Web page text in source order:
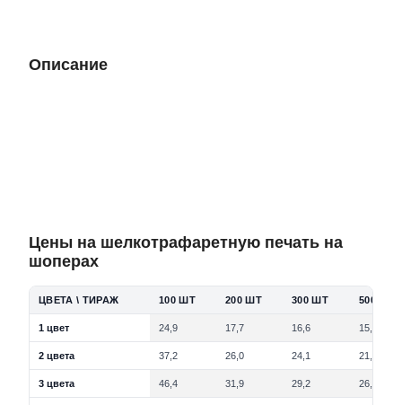
Описание
Цены на шелкотрафаретную печать на
шоперах
ЦВЕТА \ ТИРАЖ 100 ШТ 200 ШТ 300 ШТ 500 ШТ
1 цвет 24,9 17,7 16,6 15,3
2 цвета 37,2 26,0 24,1 21,8
3 цвета 46,4 31,9 29,2 26,2